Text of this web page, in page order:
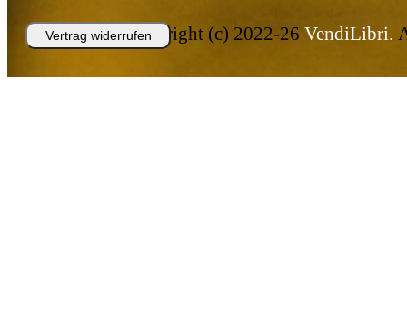
Copyright (c) 2022-26 VendiLibri.
Vertrag widerrufen